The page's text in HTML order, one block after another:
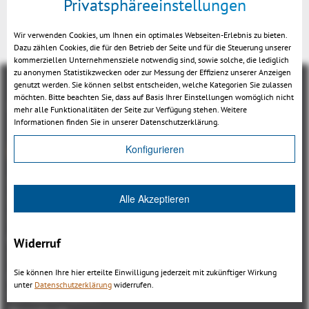
3DViewStation Produktfamilie
3DViewStation Desktop Version
Kisters VisShare
Integrationen
Privatsphäreeinstellungen
Wir verwenden Cookies, um Ihnen ein optimales Webseiten-Erlebnis zu bieten.
Dazu zählen Cookies, die für den Betrieb der Seite und für die Steuerung unserer
kommerziellen Unternehmensziele notwendig sind, sowie solche, die lediglich
zu anonymen Statistikzwecken oder zur Messung der Effizienz unserer Anzeigen
genutzt werden. Sie können selbst entscheiden, welche Kategorien Sie zulassen
möchten. Bitte beachten Sie, dass auf Basis Ihrer Einstellungen womöglich nicht
mehr alle Funktionalitäten der Seite zur Verfügung stehen. Weitere
Informationen finden Sie in unserer Datenschutzerklärung.
Konfigurieren
Alle Akzeptieren
Widerruf
Sie können Ihre hier erteilte Einwilligung jederzeit mit zukünftiger Wirkung
unter Datenschutzerklärung widerrufen.